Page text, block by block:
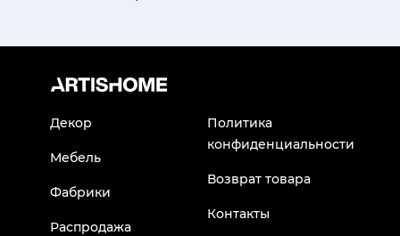
Декор
Мебель
Фабрики
Распродажа
Политика
конфиденциальности
Возврат товара
Контакты